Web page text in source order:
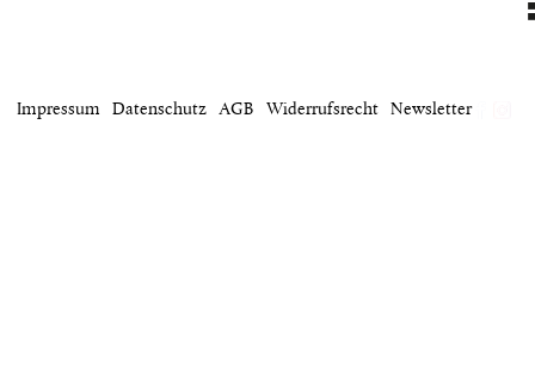
home
Impressum Datenschutz AGB Widerrufsrecht Newsletter